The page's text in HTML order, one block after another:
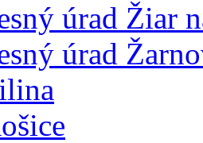
úrad Žiar
úrad